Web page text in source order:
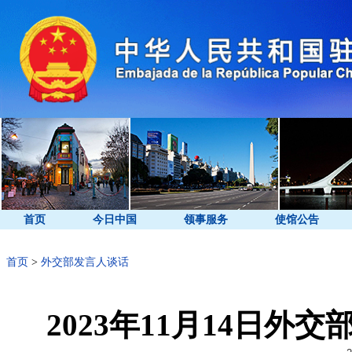
首页 今日中国 领事服务 使馆公告
首页 > 外交部发言人谈话
2023年11月14日外交